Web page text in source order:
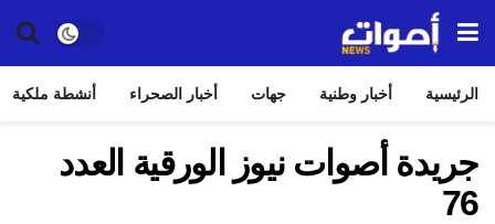
الرئيسية أخبار وطنية جهات أخبار الصحراء أنشطة ملكية
جريدة أصوات نيوز الورقية العدد
76